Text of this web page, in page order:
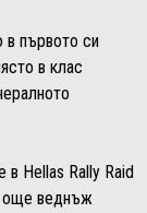
в първото си
в клас
в Hellas Rally Raid
още веднъж